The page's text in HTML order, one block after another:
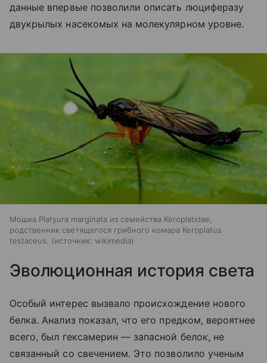
данные впервые позволили описать люциферазу
двукрылых насекомых на молекулярном уровне.
Мошка Platyura marginata из семейства Keroplatidae,
родственник светящегося грибного комара Keroplatus
testaceus.
источник: wikimedia
Эволюционная история света
Особый интерес вызвало происхождение нового
белка. Анализ показал, что его предком, вероятнее
всего, был гексамерин — запасной белок, не
связанный со свечением. Это позволило ученым